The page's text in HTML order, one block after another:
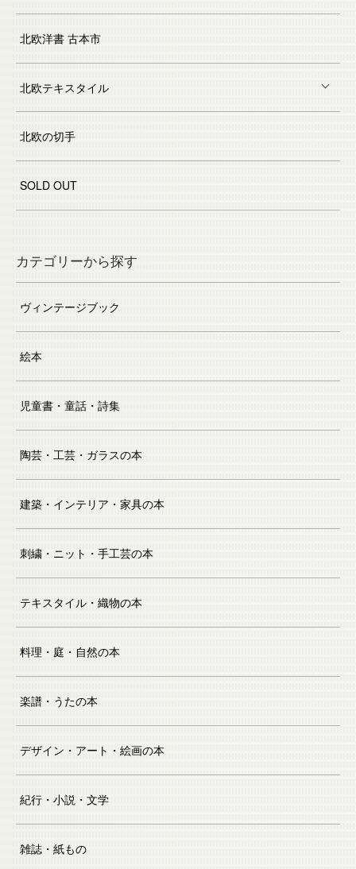
北欧洋書 古本市
北欧テキスタイル
北欧の切手
SOLD OUT
カテゴリーから探す
ヴィンテージブック
絵本
児童書・童話・詩集
陶芸・工芸・ガラスの本
建築・インテリア・家具の本
刺繍・ニット・手工芸の本
テキスタイル・織物の本
料理・庭・自然の本
楽譜・うたの本
デザイン・アート・絵画の本
紀行・小説・文学
雑誌・紙もの